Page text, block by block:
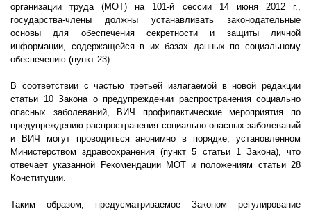
организации труда (МОТ) на 101-й сессии 14 июня 2012 г.,
государства-члены должны устанавливать законодательные
основы для обеспечения секретности и защиты личной
информации, содержащейся в их базах данных по социальному
обеспечению (пункт 23).
В соответствии с частью третьей излагаемой в новой редакции
статьи 10 Закона о предупреждении распространения социально
опасных заболеваний, ВИЧ профилактические мероприятия по
предупреждению распространения социально опасных заболеваний
и ВИЧ могут проводиться анонимно в порядке, установленном
Министерством здравоохранения (пункт 5 статьи 1 Закона), что
отвечает указанной Рекомендации МОТ и положениям статьи 28
Конституции.
Таким образом, предусматриваемое Законом регулирование